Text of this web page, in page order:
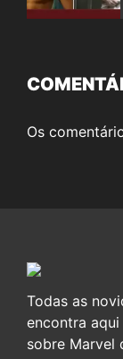
Os
Todas as
encontra
sobre Marvel